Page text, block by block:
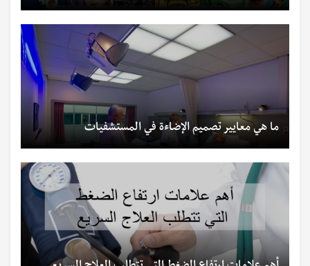
ما هي معايير تصميم الإضاءة في المستشفيات